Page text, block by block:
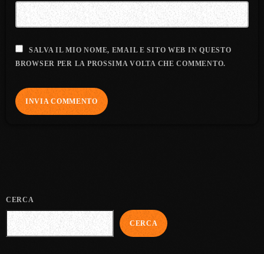
SALVA IL MIO NOME, EMAIL E SITO WEB IN QUESTO
BROWSER PER LA PROSSIMA VOLTA CHE COMMENTO.
CERCA
CERCA